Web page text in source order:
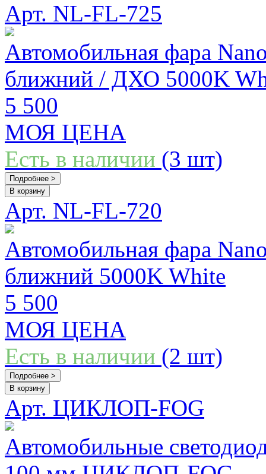
Арт. NL-FL-725
Автомобильная фара
ближний / ДХО 5000K
5 500
МОЯ ЦЕНА
Есть в наличии (3 шт)
Подробнее >
В корзину
Арт. NL-FL-720
Автомобильная фара
ближний 5000K White
5 500
МОЯ ЦЕНА
Есть в наличии (2 шт)
Подробнее >
В корзину
Арт. ЦИКЛОП-FOG
Автомобильные